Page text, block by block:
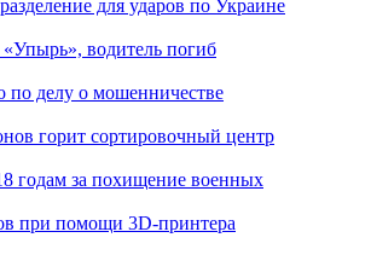
для ударов по Украине
водитель погиб
по делу о мошенничестве
горит сортировочный центр
годам за похищение военных
при помощи 3D‑принтера